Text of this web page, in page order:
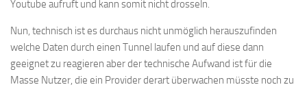
Youtube aufruft und kann somit nicht drosseln.
Nun, technisch ist es durchaus nicht unmöglich herauszufinden
welche Daten durch einen Tunnel laufen und auf diese dann
geeignet zu reagieren aber der technische Aufwand ist für die
Masse Nutzer, die ein Provider derart überwachen müsste noch zu